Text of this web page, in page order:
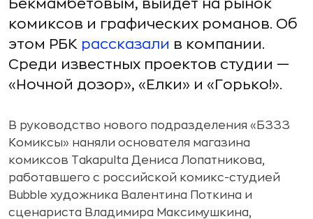
Бекмамбетовым, выйдет на рынок
комиксов и графических романов. Об
этом РБК рассказали в компании.
Среди известных проектов студии —
«Ночной дозор», «Елки» и «Горько!».
В руководство нового подразделения «БЗЗЗ
Комиксы» наняли основателя магазина
комиксов Takapulta Дениса Лопатникова,
работавшего с российской комикс-студией
Bubble художника Валентина Поткина и
сценариста Владимира Максимушкина,